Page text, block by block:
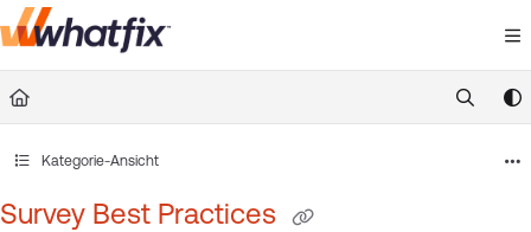
Documentation Index
Fetch the complete documentation index at:
https://
Kategorie-Ansicht
Survey Best Practices